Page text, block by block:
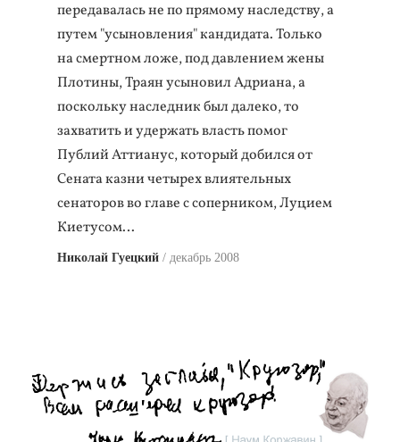
передавалась не по прямому наследству, а
путем "усыновления" кандидата. Только
на смертном ложе, под давлением жены
Плотины, Траян усыновил Адриана, а
поскольку наследник был далеко, то
захватить и удержать власть помог
Публий Аттианус, который добился от
Сената казни четырех влиятельных
сенаторов во главе с соперником, Луцием
Киетусом…
Николай Гуецкий декабрь 2008